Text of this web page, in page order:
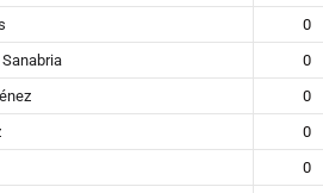
0
0
0
0
0